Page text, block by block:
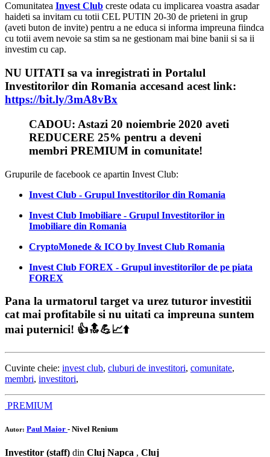
Comunitatea Invest Club creste odata cu implicarea voastra asadar
haideti sa invitam cu totii CEL PUTIN 20-30 de prieteni in grup
(aveti buton de invite) pentru a ne educa si informa impreuna fiindca
cu totii avem nevoie sa stim sa ne gestionam mai bine banii si sa ii
investim cu cap.
NU UITATI sa va inregistrati in Portalul
Investitorilor din Romania accesand acest link:
https://bit.ly/3mA8vBx
CADOU: Astazi 20 noiembrie 2020 aveti
REDUCERE 25% pentru a deveni
membri PREMIUM in comunitate!
Grupurile de facebook ce apartin Invest Club:
Invest Club - Grupul Investitorilor din Romania
Invest Club Imobiliare - Grupul Investitorilor in
Imobiliare din Romania
CryptoMonede & ICO by Invest Club Romania
Invest Club FOREX - Grupul investitorilor de pe piata
FOREX
Pana la urmatorul target va urez tuturor investitii
cat mai profitabile si nu uitati ca impreuna suntem
mai puternici! 👍🔝💪📈⬆️
Cuvinte cheie: invest club, cluburi de investitori, comunitate,
membri, investitori,
PREMIUM
Autor: Paul Maior - Nivel Renium
Investitor (staff) din Cluj Napca , Cluj